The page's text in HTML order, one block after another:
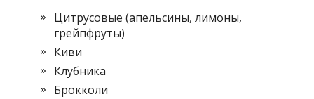
Цитрусовые (апельсины, лимоны,
грейпфруты)
Киви
Клубника
Брокколи